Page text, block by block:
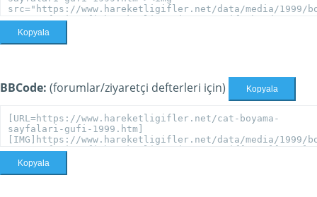
Kopyala
BBCode: (forumlar/ziyaretçi defterleri için) Kopyala
Kopyala